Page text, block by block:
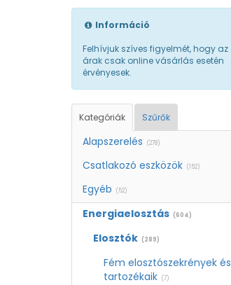
Információ
Felhívjuk szíves figyelmét, hogy az
árak csak online vásárlás esetén
érvényesek.
Kategóriák Szűrők
Alapszerelés (278)
Csatlakozó eszközök (152)
Egyéb (52)
Energiaelosztás (604)
Elosztók (289)
Fém elosztószekrények és
tartozékaik (7)